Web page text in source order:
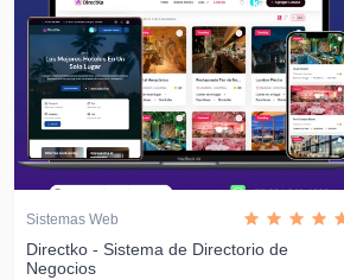
Sistemas Web
Directko - Sistema de Directorio de
Negocios